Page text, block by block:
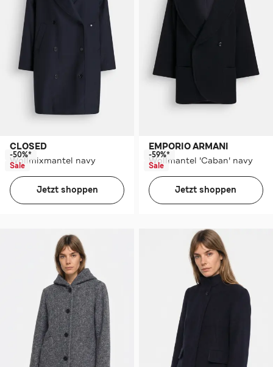
CLOSED
Wollmixmantel navy
-50%*
Sale
Jetzt shoppen
EMPORIO ARMANI
Wollmantel 'Caban' navy
-59%*
Sale
Jetzt shoppen